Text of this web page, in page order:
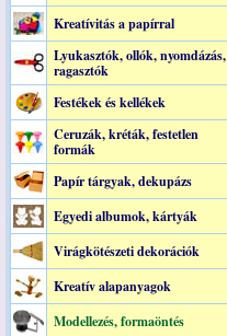
Kreatívitás a papírral
Lyukasztók, ollók, nyomdázás,
ragasztók
Festékek és kellékek
Ceruzák, kréták, festetlen
formák
Papír tárgyak, dekupázs
Egyedi albumok, kártyák
Virágkötészeti dekorációk
Kreatív alapanyagok
Modellezés, formaöntés